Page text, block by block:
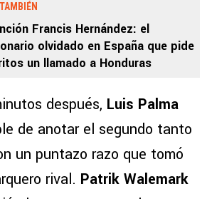
Francis Hernández: el
olvidado en España que pide
un llamado a Honduras
después, Luis Palma
de anotar el segundo tanto
un puntazo razo que tomó
rival. Patrik Walemark